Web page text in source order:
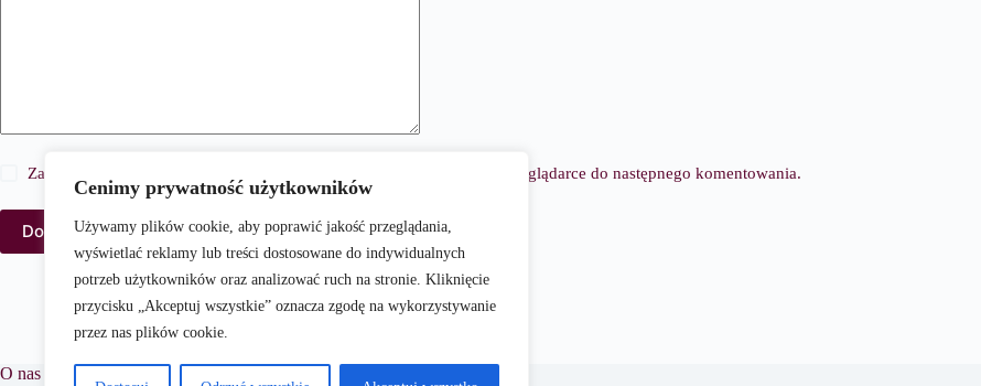
Cenimy prywatność użytkowników
Używamy plików cookie, aby poprawić jakość przeglądania,
wyświetlać reklamy lub treści dostosowane do indywidualnych
potrzeb użytkowników oraz analizować ruch na stronie. Kliknięcie
przycisku „Akceptuj wszystkie” oznacza zgodę na wykorzystywanie
przez nas plików cookie.
Zapisz moje imię i nazwisko, adres e-mail i stronę internetową w tej przeglądarce do następnego komentowania.
Dodaj komentarz
O nas